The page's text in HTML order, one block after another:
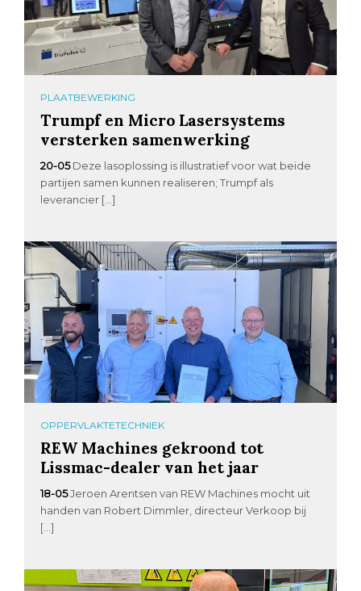
PLAATBEWERKING
Trumpf en Micro Lasersystems
versterken samenwerking
20-05 Deze lasoplossing is illustratief voor wat beide
partijen samen kunnen realiseren; Trumpf als
leverancier […]
OPPERVLAKTETECHNIEK
REW Machines gekroond tot
Lissmac-dealer van het jaar
18-05Jeroen Arentsen van REW Machines mocht uit
handen van Robert Dimmler, directeur Verkoop bij
[…]